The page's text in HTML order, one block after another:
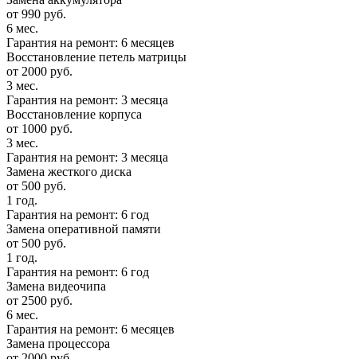
от 990 руб.
6 мес.
Гарантия на ремонт: 6 месяцев
Восстановление петель матрицы
от 2000 руб.
3 мес.
Гарантия на ремонт: 3 месяца
Восстановление корпуса
от 1000 руб.
3 мес.
Гарантия на ремонт: 3 месяца
Замена жесткого диска
от 500 руб.
1 год.
Гарантия на ремонт: 6 год
Замена оперативной памяти
от 500 руб.
1 год.
Гарантия на ремонт: 6 год
Замена видеочипа
от 2500 руб.
6 мес.
Гарантия на ремонт: 6 месяцев
Замена процессора